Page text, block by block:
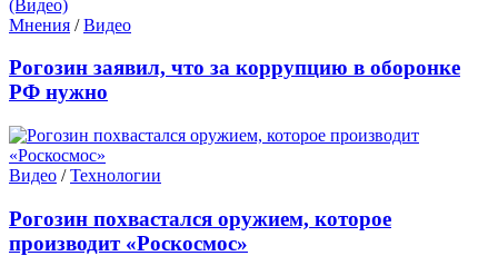
Мнения /Видео
Рогозин заявил, что за коррупцию в оборонке
РФ нужно
Видео /Технологии
Рогозин похвастался оружием, которое
производит «Роскосмос»